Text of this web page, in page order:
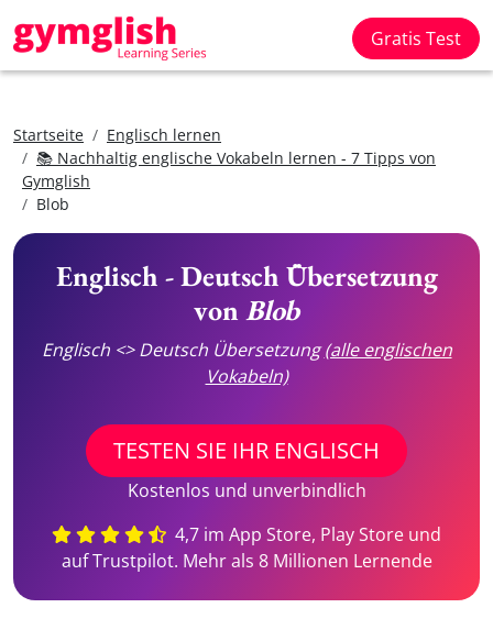
Gratis Test
Startseite
Englisch lernen
📚 Nachhaltig englische Vokabeln lernen - 7 Tipps von
Gymglish
Blob
Englisch - Deutsch Übersetzung
vonBlob
Englisch <> Deutsch Übersetzung(alle englischen
Vokabeln)
TESTEN SIE IHR ENGLISCH
Kostenlos und unverbindlich
4,7 im App Store, Play Store und
auf Trustpilot. Mehr als 8 Millionen Lernende